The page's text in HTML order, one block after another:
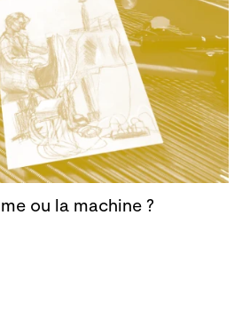
ou la machine ?